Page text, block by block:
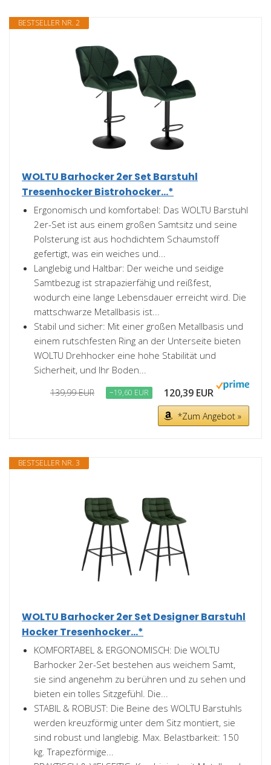
BESTSELLER NR. 2
WOLTU Barhocker 2er Set Barstuhl
Tresenhocker Bistrohocker...*
Ergonomisch und komfortabel: Das WOLTU Barstuhl
2er-Set ist aus einem großen Samtsitz und seine
Polsterung ist aus hochdichtem Schaumstoff
gefertigt, was ein weiches und...
Langlebig und Haltbar: Der weiche und seidige
Samtbezug ist strapazierfähig und reißfest,
wodurch eine lange Lebensdauer erreicht wird. Die
mattschwarze Metallbasis ist...
Stabil und sicher: Mit einer großen Metallbasis und
einem rutschfesten Ring an der Unterseite bieten
WOLTU Drehhocker eine hohe Stabilität und
Sicherheit, und Ihr Boden...
139,99 EUR −19,60 EUR 120,39 EUR
*Zum Angebot »
BESTSELLER NR. 3
WOLTU Barhocker 2er Set Designer Barstuhl
Hocker Tresenhocker...*
KOMFORTABEL & ERGONOMISCH: Die WOLTU
Barhocker 2er-Set bestehen aus weichem Samt,
sie sind angenehm zu berühren und zu sehen und
bieten ein tolles Sitzgefühl. Die...
STABIL & ROBUST: Die Beine des WOLTU Barstuhls
werden kreuzförmig unter dem Sitz montiert, sie
sind robust und langlebig. Max. Belastbarkeit: 150
kg. Trapezförmige...